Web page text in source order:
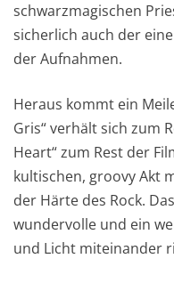
schwarzmagischen
sicherlich auch der
der Aufnahmen.
Heraus kommt ein
Gris“ verhält sich zum
Heart“ zum Rest der
kultischen, groovy Akt
der Härte des Rock.
wundervolle und ein
und Licht miteinander